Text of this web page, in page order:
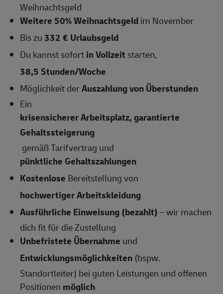
Weihnachtsgeld
Weitere 50% Weihnachtsgeldim November
Bis zu332 € Urlaubsgeld
Du kannst sofortin Vollzeit starten,
38,5 Stunden/Woche
Möglichkeit derAuszahlung von Überstunden
Ein
krisensicherer Arbeitsplatz, garantierte
Gehaltssteigerung
gemäß Tarifvertrag und
pünktliche Gehaltszahlungen
Kostenlose Bereitstellung von
hochwertiger Arbeitskleidung
Ausführliche Einweisung (bezahlt)– wir machen
dich fit für die Zustellung
Unbefristete Übernahme und
Entwicklungsmöglichkeiten (bspw.
Standortleiter) bei guten Leistungen und offenen
Positionen möglich